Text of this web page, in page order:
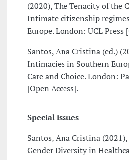
(2020), The Tenacity of the
Intimate citizenship
Europe. London: UCL Press
Santos, Ana Cristina (ed.)
Intimacies in Southern
Care and Choice. London:
[Open Access].
Special issues
Santos, Ana Cristina (2021),
Gender Diversity in